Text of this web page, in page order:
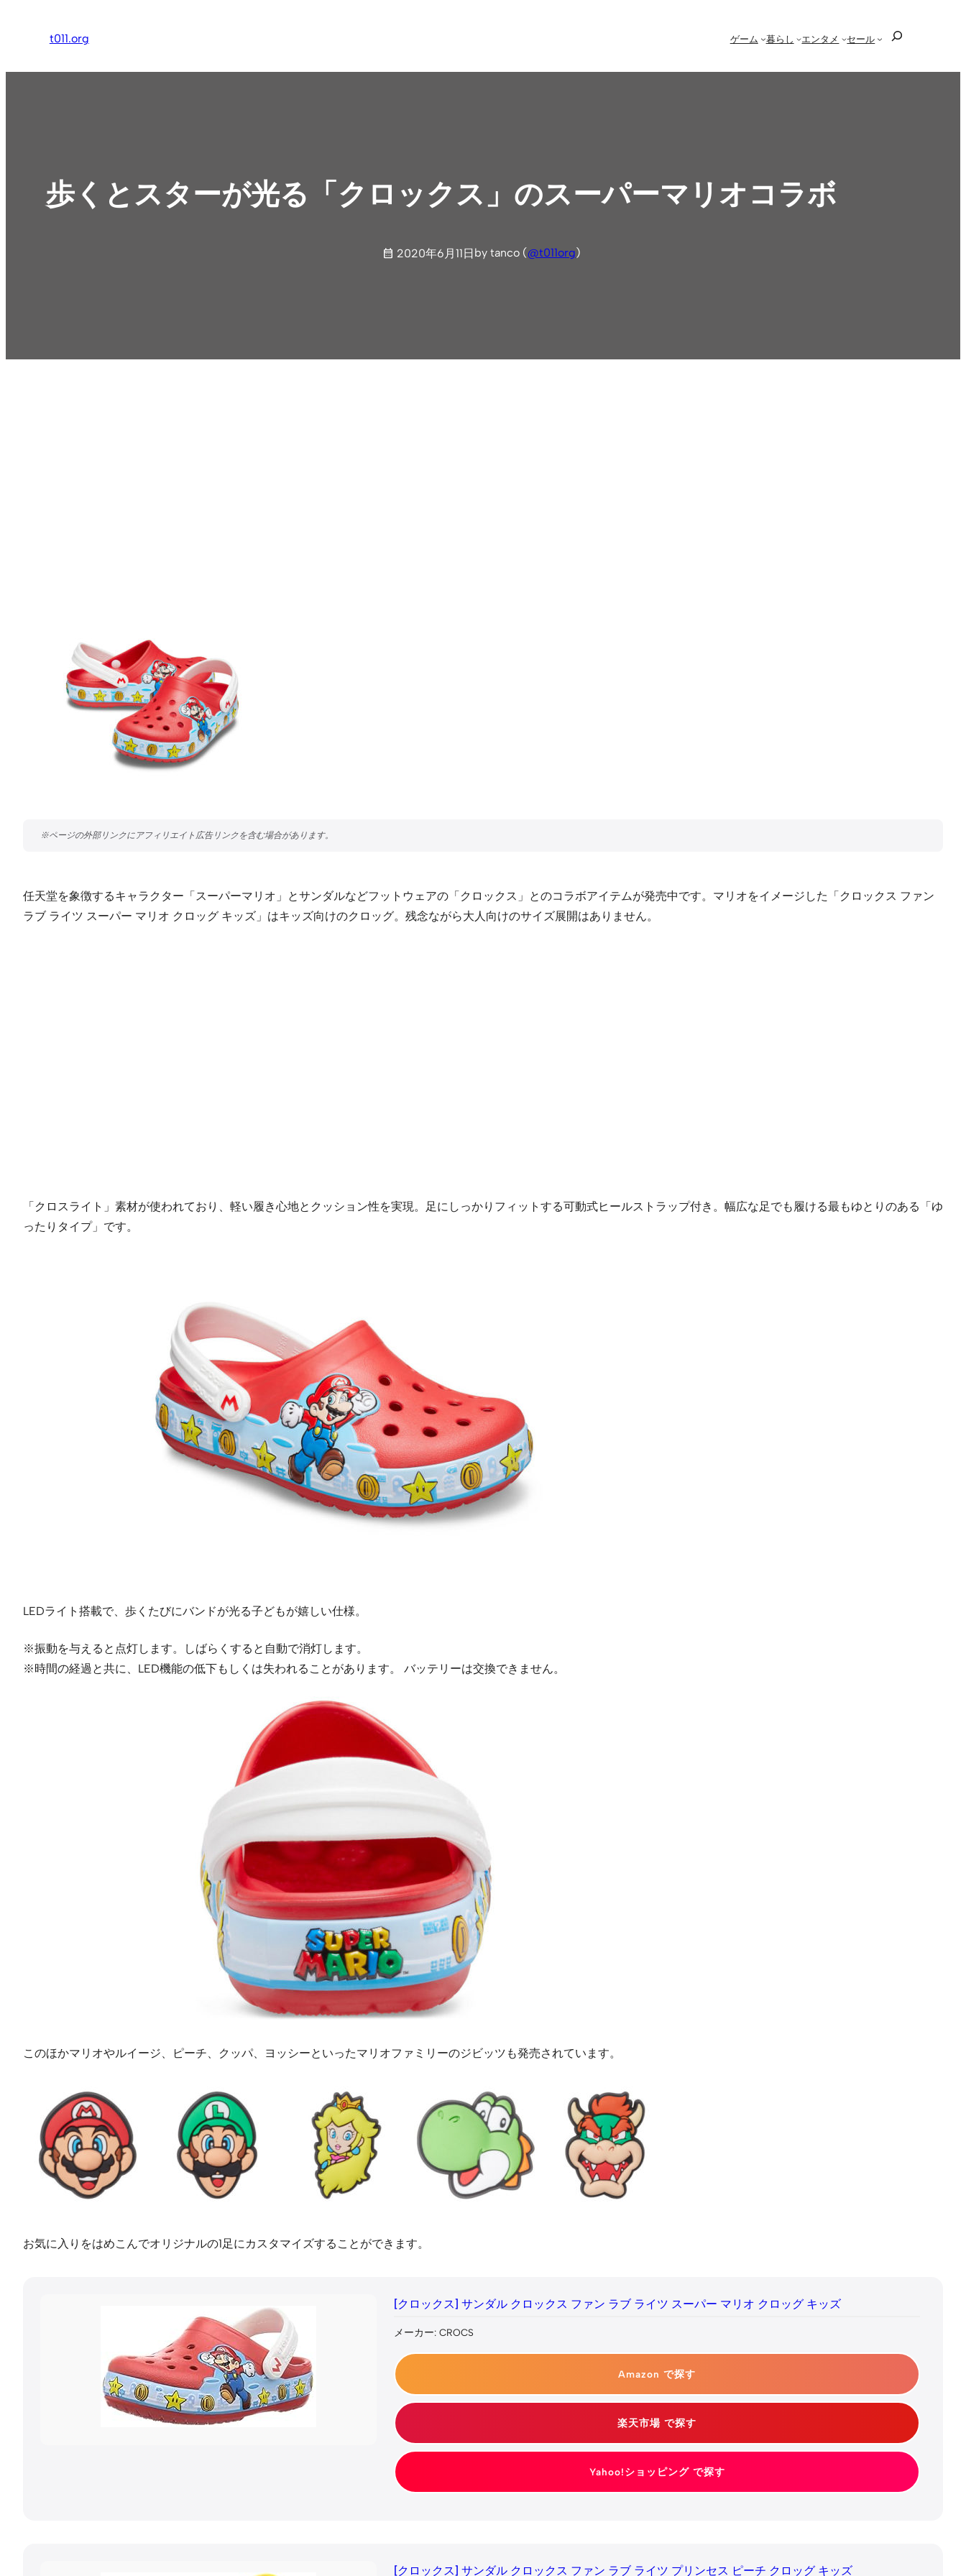
ス
t011.org ゲーム 暮らし エンタメ セール
歩くとスターが光る「クロックス」のスーパーマリオコラボ
2020年6月11日 by tanco (@t011org)
任天堂を象徴するキャラクター「スーパーマリオ」とサンダルなどフットウェアの「クロックス」とのコラボアイテムが発売中です。マリオをイメージした「クロックス ファン
ラブ ライツ スーパー マリオ クロッグ キッズ」はキッズ向けのクロッグ。残念ながら大人向けのサイズ展開はありません。
「クロスライト」素材が使われており、軽い履き心地とクッション性を実現。足にしっかりフィットする可動式ヒールストラップ付き。幅広な足でも履ける最もゆとりのある「ゆ
ったりタイプ」です。
LEDライト搭載で、歩くたびにバンドが光る子どもが嬉しい仕様。
※振動を与えると点灯します。しばらくすると自動で消灯します。
※時間の経過と共に、LED機能の低下もしくは失われることがあります。 バッテリーは交換できません。
このほかマリオやルイージ、ピーチ、クッパ、ヨッシーといったマリオファミリーのジビッツも発売されています。
お気に入りをはめこんでオリジナルの1足にカスタマイズすることができます。
[クロックス] サンダル クロックス ファン ラブ ライツ スーパー マリオ クロッグ キッズ
メーカー: CROCS
Amazon で探す
楽天市場 で探す
Yahoo!ショッピング で探す
[クロックス] サンダル クロックス ファン ラブ ライツ プリンセス ピーチ クロッグ キッズ